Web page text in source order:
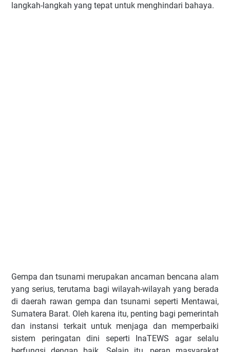
langkah-langkah yang tepat untuk menghindari bahaya.
Gempa dan tsunami merupakan ancaman bencana alam
yang serius, terutama bagi wilayah-wilayah yang berada
di daerah rawan gempa dan tsunami seperti Mentawai,
Sumatera Barat. Oleh karena itu, penting bagi pemerintah
dan instansi terkait untuk menjaga dan memperbaiki
sistem peringatan dini seperti InaTEWS agar selalu